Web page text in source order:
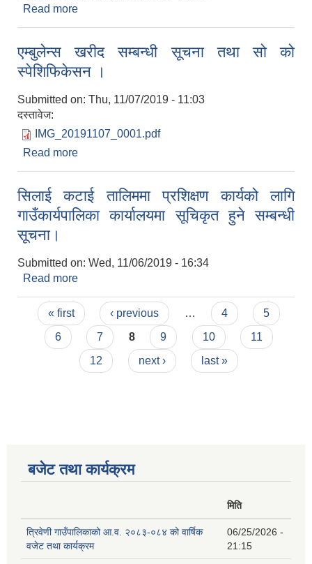
Read more
एम्बुलेन्स खरीद सम्बन्धी सूचना तथा सो को
स्पेशिफिकेसन ।
Submitted on: Thu, 11/07/2019 - 11:03
दस्तावेज:
IMG_20191107_0001.pdf
Read more
सिलाई कटाई तालिममा प्रशिक्षण कार्यको लागि
गाउँकार्यपालिका कार्यालयमा सूचिकृत हुने सम्बन्धी
सूचना।
Submitted on: Wed, 11/06/2019 - 16:34
Read more
Pages
« first ‹ previous … 4
5
6
7 8 9 10
11
12
next › last »
बजेट तथा कार्यक्रम
मिति
त्रिवेणी गाउँपालिकाको आ.व. २०८३-०८४ को वार्षिक
वजेट तथा कार्यक्रम
06/25/2026 -
21:15